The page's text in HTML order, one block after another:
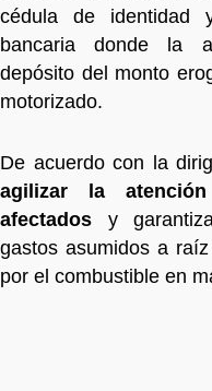
cédula de identidad
bancaria donde la
depósito del monto
motorizado.
De acuerdo con la
agilizar la
afectados y
gastos asumidos a
por el combustible en